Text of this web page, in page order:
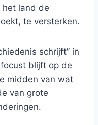
land de
te versterken.
schrijft” in
blijft op de
midden van wat
van grote